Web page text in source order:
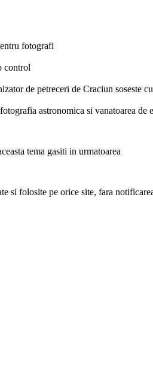
fotografi
control
de petreceri de Craciun soseste
astronomica si vanatoarea de
tema gasiti in urmatoarea
si folosite pe orice site, fara